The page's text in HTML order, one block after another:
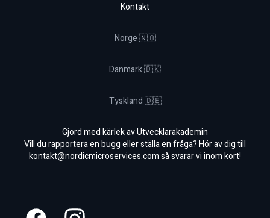
Kontakt
Norge 🇳🇴
Danmark 🇩🇰
Tyskland 🇩🇪
Gjord med kärlek av Utvecklarakademin
Vill du rapportera en bugg eller ställa en fråga? Hör av dig till
kontakt@nordicmicroservices.comså svarar vi inom kort!
FacebookInstagram